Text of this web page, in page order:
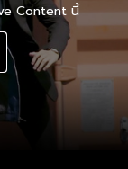
Content นี้